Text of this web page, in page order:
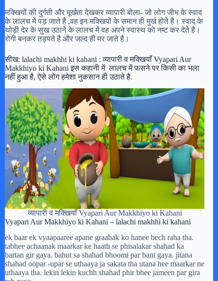
मक्खियों की दुर्गती और मूर्खता देखकर व्यापारी बोला- जो लोग जीभ के स्वाद
के लालच में पड़ जाते है ,वह इन मक्खियों के समान ही मुर्ख होते है। स्वाद के
थोड़ी देर के सुख उठाने के लालच में वह अपने स्वास्थ को नष्ट कर देते है।
रोगी बनकर तड़पते है और जल्द ही मर जाते है।
सीख: lalachi makhhi ki kahani : व्यापारी व मक्खियाँ Vyapari Aur
Makkhiyo ki Kahani इस कहानी में लालच में फसने पर किसी का भला
नहीं हुआ है, ऐसे लोग हमेशा नुकसान ही उठाते है.
व्यापारी व मक्खियाँ Vyapari Aur Makkhiyo ki Kahani
Vyapari Aur Makkhiyo ki Kahani – lalachi makhhi ki kahani
ek baar ek vyaapaaree apane graahak ko hanee bech raha tha.
tabhee achaanak maarkar ke haath se phisalakar shahad ka
bartan gir gaya. bahut sa shahad bhoomi par bant gaya. jitana
shahad oopar -upar se uthaaya ja sakata tha utana hee maarkar ne
uthaaya tha. lekin lekin kuchh shahad phir bhee jameen par gira